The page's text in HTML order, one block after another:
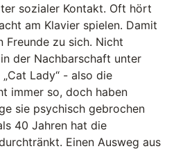
sozialer Kontakt. Oft hört
am Klavier spielen. Damit
Freunde zu sich. Nicht
der Nachbarschaft unter
Lady“ - also die
immer so, doch haben
sie psychisch gebrochen
40 Jahren hat die
Einen Ausweg aus